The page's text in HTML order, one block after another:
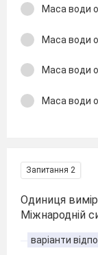
Маса води
Маса води
Маса води
Маса води
Запитання 2
Одиниця
Міжнародній
варіанти